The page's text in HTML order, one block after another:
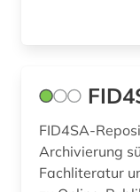
FID4SA-
Archivierung
Fachliteratur